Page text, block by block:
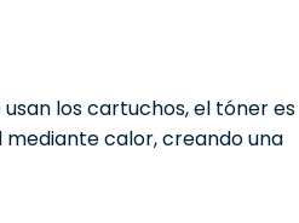
los cartuchos, el tóner es
calor, creando una